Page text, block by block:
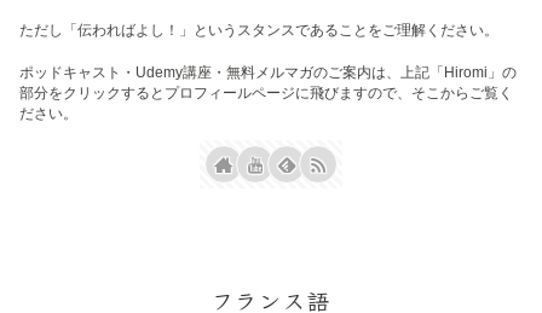
ただし「伝わればよし！」というスタンスであることをご理解ください。
ポッドキャスト・Udemy講座・無料メルマガのご案内は、上記「Hiromi」の
部分をクリックするとプロフィールページに飛びますので、そこからご覧く
ださい。
フランス語